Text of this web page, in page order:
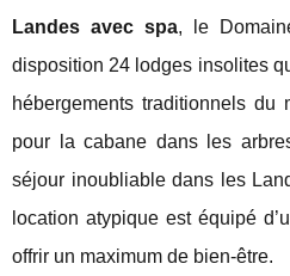
Landes avec spa, le
disposition 24 lodges insolites
hébergements traditionnels du
pour la cabane dans les
séjour inoubliable dans les
location atypique est équipé
offrir un maximum de bien-être.